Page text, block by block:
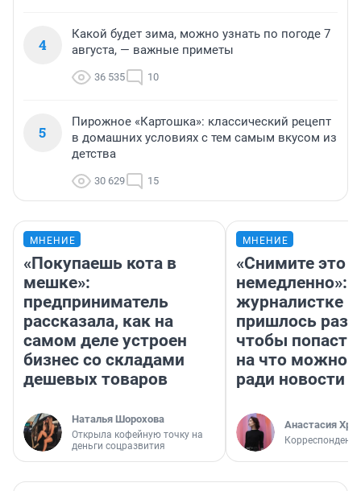
4
Какой будет зима, можно узнать по погоде 7
августа, — важные приметы
36 535 10
5
Пирожное «Картошка»: классический рецепт
в домашних условиях с тем самым вкусом из
детства
30 629 15
МНЕНИЕ
«Покупаешь кота в
мешке»:
предприниматель
рассказала, как на
самом деле устроен
бизнес со складами
дешевых товаров
Наталья Шорохова
Открыла кофейную точку на
деньги соцразвития
МНЕНИЕ
«Снимите это
немедленно»:
журналистке
пришлось
чтобы попасть
на что можно
ради новости
Анастасия
Корреспондент